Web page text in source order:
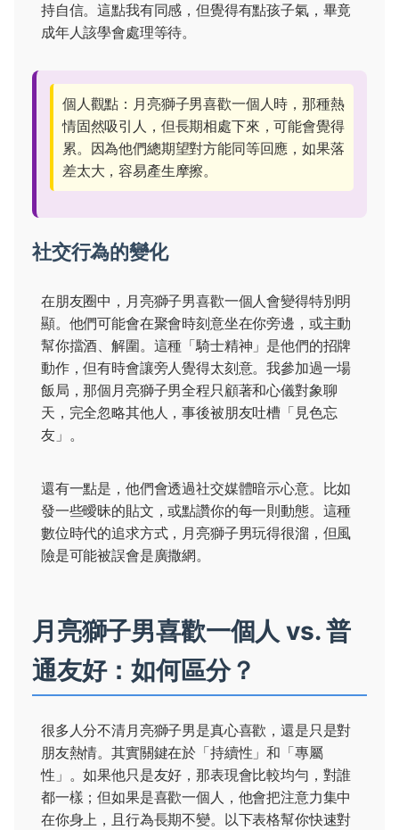
持自信。這點我有同感，但覺得有點孩子氣，畢竟
成年人該學會處理等待。
個人觀點：月亮獅子男喜歡一個人時，那種熱
情固然吸引人，但長期相處下來，可能會覺得
累。因為他們總期望對方能同等回應，如果落
差太大，容易產生摩擦。
社交行為的變化
在朋友圈中，月亮獅子男喜歡一個人會變得特別明
顯。他們可能會在聚會時刻意坐在你旁邊，或主動
幫你擋酒、解圍。這種「騎士精神」是他們的招牌
動作，但有時會讓旁人覺得太刻意。我參加過一場
飯局，那個月亮獅子男全程只顧著和心儀對象聊
天，完全忽略其他人，事後被朋友吐槽「見色忘
友」。
還有一點是，他們會透過社交媒體暗示心意。比如
發一些曖昧的貼文，或點讚你的每一則動態。這種
數位時代的追求方式，月亮獅子男玩得很溜，但風
險是可能被誤會是廣撒網。
月亮獅子男喜歡一個人 vs. 普
通友好：如何區分？
很多人分不清月亮獅子男是真心喜歡，還是只是對
朋友熱情。其實關鍵在於「持續性」和「專屬
性」。如果他只是友好，那表現會比較均勻，對誰
都一樣；但如果是喜歡一個人，他會把注意力集中
在你身上，且行為長期不變。以下表格幫你快速對